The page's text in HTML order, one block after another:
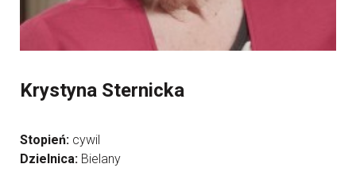
Krystyna Sternicka
Stopień: cywil
Dzielnica: Bielany